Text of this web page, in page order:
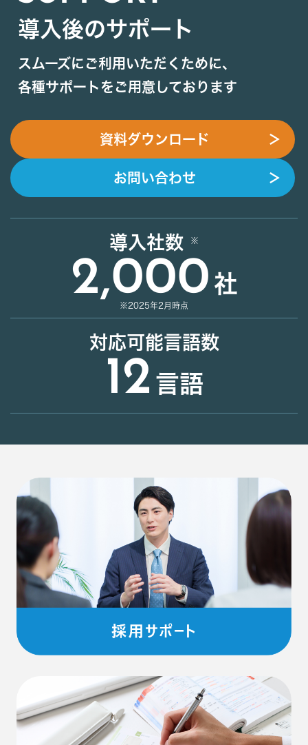
導入後のサポート
スムーズにご利用いただくために、
各種サポートをご用意しております
資料ダウンロード ＞
お問い合わせ ＞
導入社数
2,000 社
※2025年2月時点
対応可能言語数
12 言語